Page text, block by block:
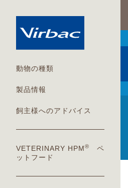
動物の種類
製品情報
飼主様へのアドバイス
VETERINARY HPM®
ペ
ットフード